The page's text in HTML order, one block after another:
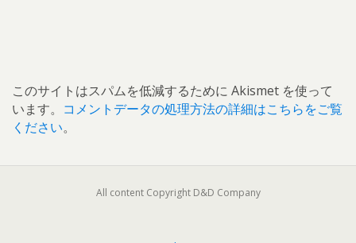
このサイトはスパムを低減するために Akismet を使って
います。 コメントデータの処理方法の詳細はこちらをご覧
ください。
All content Copyright D&D Company